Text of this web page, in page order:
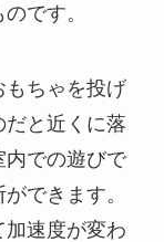
です。
もちゃを投げ
だと近くに落
内での遊びで
できます。
加速度が変わ